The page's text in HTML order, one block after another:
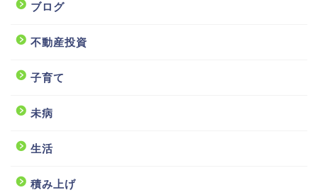
ブログ
不動産投資
子育て
未病
生活
積み上げ